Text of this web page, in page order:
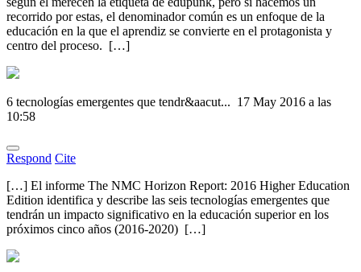
recorrido por estas, el denominador común es un enfoque de la
educación en la que el aprendiz se convierte en el protagonista y
centro del proceso. […]
6 tecnologías emergentes que tendr&aacut... 17 May 2016 a las
10:58
Respond Cite
[…] El informe The NMC Horizon Report: 2016 Higher Education
Edition identifica y describe las seis tecnologías emergentes que
tendrán un impacto significativo en la educación superior en los
próximos cinco años (2016-2020) […]